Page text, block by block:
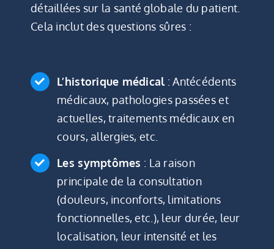
détaillées sur la santé globale du patient.
Cela inclut des questions sûres :
L’historique médical : Antécédents
médicaux, pathologies passées et
actuelles, traitements médicaux en
cours, allergies, etc.
Les symptômes : La raison
principale de la consultation
(douleurs, inconforts, limitations
fonctionnelles, etc.), leur durée, leur
localisation, leur intensité et les